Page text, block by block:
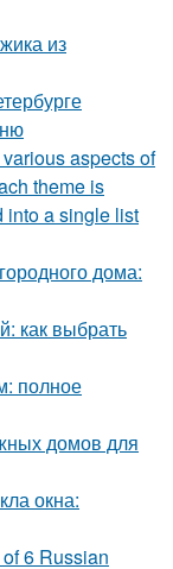
из
aspects of
theme is
into a single list
дома:
как выбрать
полное
домов для
окна:
6 Russian